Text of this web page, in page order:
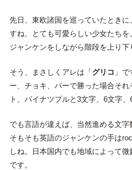
先日、東欧諸国を巡っていたとき
すね、とても可愛らしい少女たち
ジャンケンをしながら階段を上り下
そう、まさしくアレは「グリコ 」
ー、チョキ、パーで勝った場合そ
ト、パイナツプルと3文字、6文字、
でも言語が違えば、当然進める文字
そもそも英語のジャンケンの手は
しね。日本国内でも地域によって
です。